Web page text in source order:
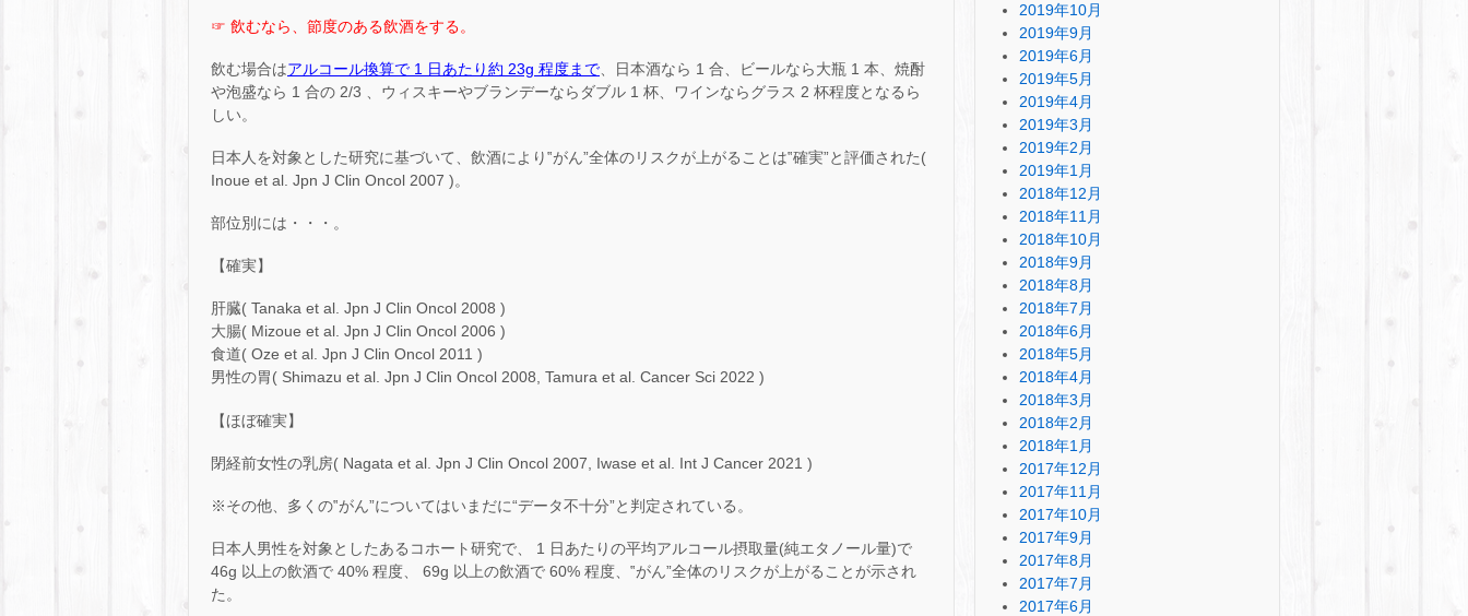
☞ 飲むなら、節度のある飲酒をする。
飲む場合はアルコール換算で 1 日あたり約 23g 程度まで 、日本酒なら 1 合、ビールなら大瓶 1 本、焼酎
や泡盛なら 1 合の 2/3 、ウィスキーやブランデーならダブル 1 杯、ワインならグラス 2 杯程度となるら
しい。
日本人を対象とした研究に基づいて、飲酒により‟がん”全体のリスクが上がることは‟確実”と評価された(
Inoue et al. Jpn J Clin Oncol 2007 )。
部位別には・・・。
【確実】
肝臓( Tanaka et al. Jpn J Clin Oncol 2008 )
大腸( Mizoue et al. Jpn J Clin Oncol 2006 )
食道( Oze et al. Jpn J Clin Oncol 2011 )
男性の胃( Shimazu et al. Jpn J Clin Oncol 2008, Tamura et al. Cancer Sci 2022 )
【ほぼ確実】
閉経前女性の乳房( Nagata et al. Jpn J Clin Oncol 2007, Iwase et al. Int J Cancer 2021 )
※その他、多くの‟がん”についてはいまだに“データ不十分”と判定されている。
日本人男性を対象としたあるコホート研究で、 1 日あたりの平均アルコール摂取量(純エタノール量)で
46g 以上の飲酒で 40% 程度、 69g 以上の飲酒で 60% 程度、‟がん”全体のリスクが上がることが示され
た。
2019年10月
2019年9月
2019年6月
2019年5月
2019年4月
2019年3月
2019年2月
2019年1月
2018年12月
2018年11月
2018年10月
2018年9月
2018年8月
2018年7月
2018年6月
2018年5月
2018年4月
2018年3月
2018年2月
2018年1月
2017年12月
2017年11月
2017年10月
2017年9月
2017年8月
2017年7月
2017年6月